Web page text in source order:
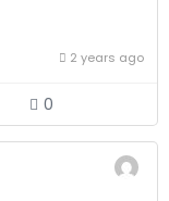
2 years ago
0